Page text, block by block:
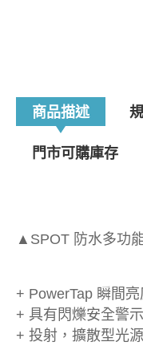
商品描述
門市可購庫存
▲SPOT 防水多功
+ PowerTap 瞬間
+ 具有閃爍安全警
+ 投射，擴散型光